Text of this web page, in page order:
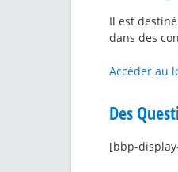
Il est
dans des
Accéder au
Des
[bbp-display-